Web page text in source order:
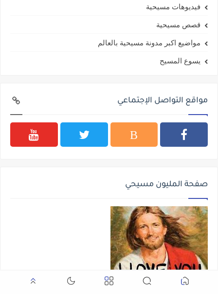
فيديوهات مسيحية
قصص مسيحية
مواضيع اكبر مدونة مسيحية بالعالم
يسوع المسيح
مواقع التواصل الإجتماعي
صفحة المليون مسيحي